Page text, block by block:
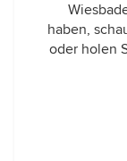
haben,
oder holen